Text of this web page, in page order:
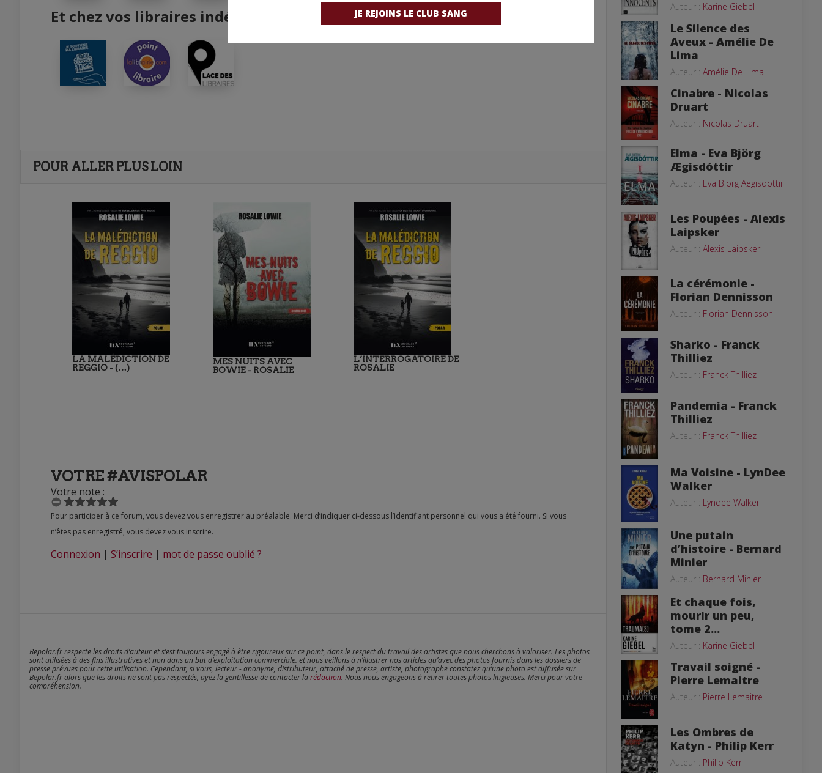
JE REJOINS LE CLUB SANG
Et chez vos libraires indépendants
POUR ALLER PLUS LOIN
LA MALÉDICTION DE
REGGIO - (…)
MES NUITS AVEC
BOWIE - ROSALIE
L’INTERROGATOIRE DE
ROSALIE
VOTRE #AVISPOLAR
Votre note :
Pour participer à ce forum, vous devez vous enregistrer au préalable. Merci d’indiquer ci-dessous l’identifiant personnel qui vous a été fourni. Si vous
n’êtes pas enregistré, vous devez vous inscrire.
Connexion | S’inscrire | mot de passe oublié ?
Bepolar.fr respecte les droits d’auteur et s’est toujours engagé à être rigoureux sur ce point, dans le respect du travail des artistes que nous cherchons à valoriser. Les photos
sont utilisées à des fins illustratives et non dans un but d’exploitation commerciale. et nous veillons à n’illustrer nos articles qu’avec des photos fournis dans les dossiers de
presse prévues pour cette utilisation. Cependant, si vous, lecteur - anonyme, distributeur, attaché de presse, artiste, photographe constatez qu’une photo est diffusée sur
Bepolar.fr alors que les droits ne sont pas respectés, ayez la gentillesse de contacter larédaction. Nous nous engageons à retirer toutes photos litigieuses. Merci pour votre
compréhension.
Auteur : Karine Giebel
Le Silence des
Aveux - Amélie De
Lima
Auteur : Amélie De Lima
Cinabre - Nicolas
Druart
Auteur : Nicolas Druart
Elma - Eva Björg
Ægisdóttir
Auteur : Eva Björg Aegisdottir
Les Poupées - Alexis
Laipsker
Auteur : Alexis Laipsker
La cérémonie -
Florian Dennisson
Auteur : Florian Dennisson
Sharko - Franck
Thilliez
Auteur : Franck Thilliez
Pandemia - Franck
Thilliez
Auteur : Franck Thilliez
Ma Voisine - LynDee
Walker
Auteur : Lyndee Walker
Une putain
d’histoire - Bernard
Minier
Auteur : Bernard Minier
Et chaque fois,
mourir un peu,
tome 2...
Auteur : Karine Giebel
Travail soigné -
Pierre Lemaitre
Auteur : Pierre Lemaitre
Les Ombres de
Katyn - Philip Kerr
Auteur : Philip Kerr